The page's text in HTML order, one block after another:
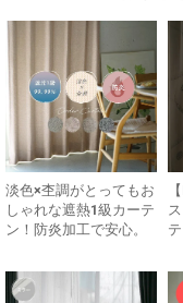
淡色×杢調がとってもお
しゃれな遮熱1級カーテ
ン！防炎加工で安心。